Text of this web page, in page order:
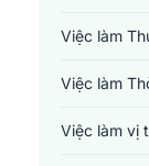
Việc làm
Việc làm
Việc làm vị